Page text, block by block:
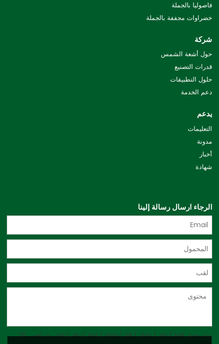
فاصوليا بالجملة
خضراوات مجففة بالجملة
شركة
حول أشعة الشمس
قدرات التصنيع
حلول التطبيقات
دعم الخدمة
يدعم
التعليمات
مدونة
أخبار
شهادة
الرجاء ارسال رسالة إلينا
يدعم فقط .rar / .zip / .jpg / .png / .gif / .doc / .xls / .pdf ، بحد أقصى 20